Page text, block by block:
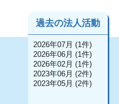
過去の法人活動
2026年07月 (1件)
2026年06月 (1件)
2026年02月 (1件)
2023年06月 (2件)
2023年05月 (2件)